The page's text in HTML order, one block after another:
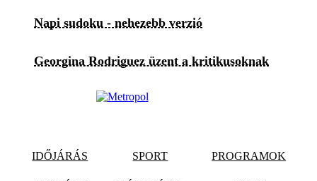
Napi sudoku - nehezebb verzió
Georgina Rodriguez üzent a kritikusoknak
IDŐJÁRÁS SPORT PROGRAMOK